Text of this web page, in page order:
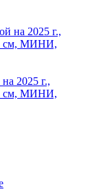
2025 г.,
см, МИНИ,